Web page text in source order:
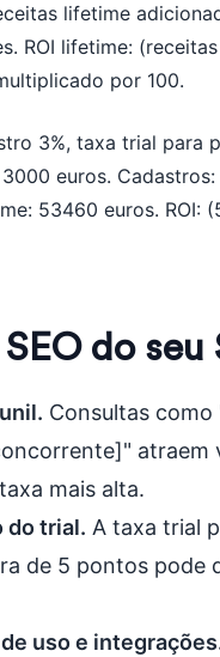
lifetime
ROI lifetime:
por 100.
3%, taxa trial para
euros.
53460 euros.
do seu
Consultas
atraem
mais alta.
do trial. A taxa trial
de 5 pontos pode
uso e